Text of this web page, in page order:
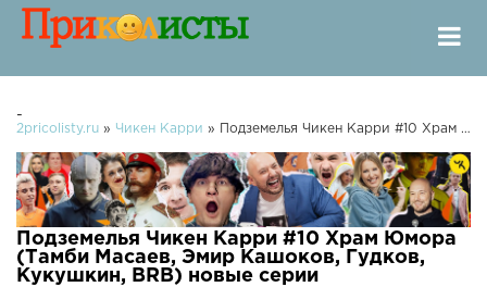
-
2pricolisty.ru » Чикен Карри » Подземелья Чикен Карри #10 Храм Юмора (Тамби Масаев, Эмир Кашоков, Гудков, Кукушкин, BRB)
Подземелья Чикен Карри #10 Храм Юмора
(Тамби Масаев, Эмир Кашоков, Гудков,
Кукушкин, BRB) новые серии